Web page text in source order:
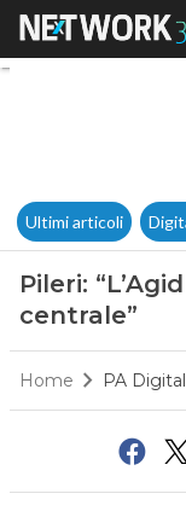
Ultimi articoli
Pileri:
centrale”
Home PA